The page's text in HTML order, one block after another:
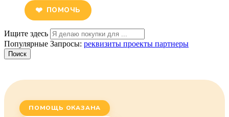
ПОМОЧЬ
Ищите здесь
Популярные Запросы: реквизиты проекты партнеры
Поиск
ПОМОЩЬ ОКАЗАНА